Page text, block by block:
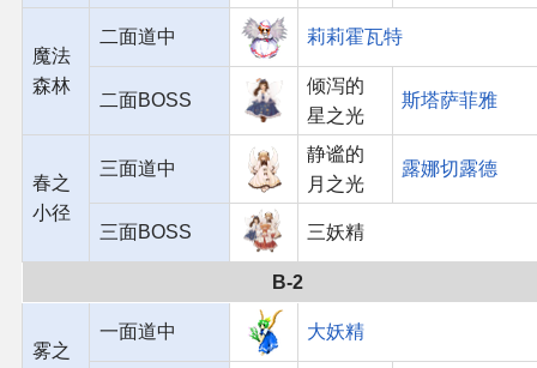
魔法
森林
二面道中 莉莉霍瓦特
二面BOSS
倾泻的
星之光
斯塔萨菲雅
春之
小径
三面道中
静谧的
月之光
露娜切露德
三面BOSS 三妖精
B-2
雾之
一面道中 大妖精